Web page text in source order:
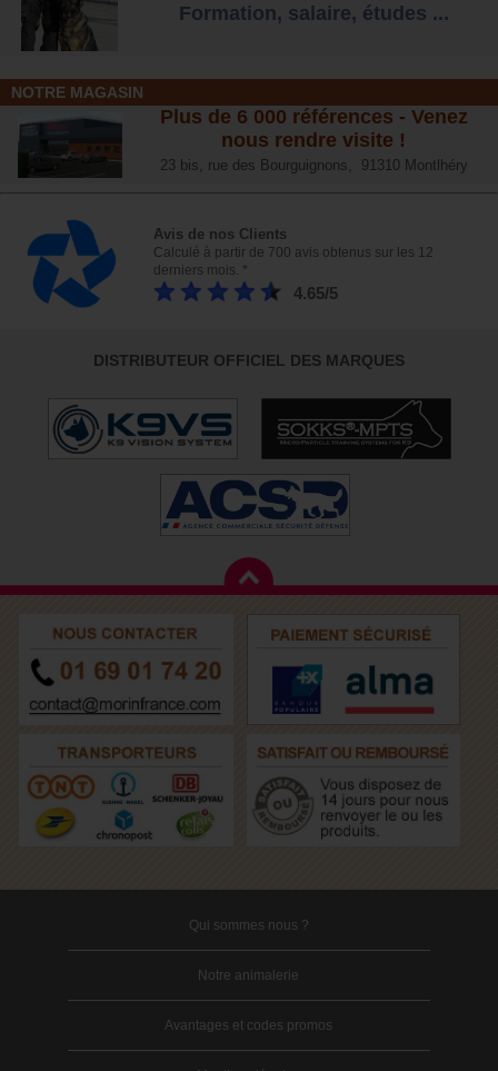
Formation, salaire, études ...
NOTRE MAGASIN
Plus de 6 000 références - Venez
nous rendre visite !
23 bis, rue des Bourguignons, 91310 Montlhéry
Avis de nos Clients
Calculé à partir de 700 avis obtenus sur les 12
derniers mois. *
4.65/5
DISTRIBUTEUR OFFICIEL DES MARQUES
Qui sommes nous ?
Notre animalerie
Avantages et codes promos